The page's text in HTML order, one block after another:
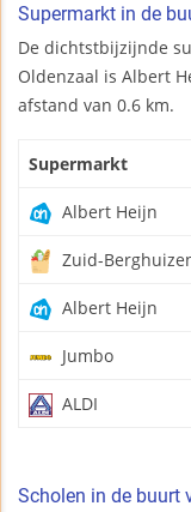
Supermarkt in de
De dichtstbijzijnde
Oldenzaal is Albert
afstand van 0.6 km.
Supermarkt
Albert Heijn
Zuid-
Albert Heijn
Jumbo
ALDI
Scholen in de buurt